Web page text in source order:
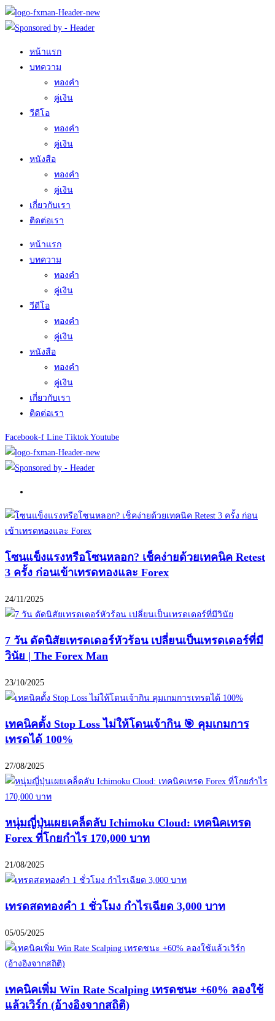
Skip
to
หน้าแรก
บทความ
ทองคำ
คู่เงิน
วีดีโอ
ทองคำ
คู่เงิน
หนังสือ
ทองคำ
คู่เงิน
เกี่ยวกับเรา
ติดต่อเรา
หน้าแรก
บทความ
ทองคำ
คู่เงิน
วีดีโอ
ทองคำ
คู่เงิน
หนังสือ
ทองคำ
คู่เงิน
เกี่ยวกับเรา
ติดต่อเรา
Facebook-f Line Tiktok Youtube
โซนแข็งแรงหรือโซนหลอก? เช็คง่ายด้วยเทคนิค Retest
3 ครั้ง ก่อนเข้าเทรดทองและ Forex
24/11/2025
7 วัน ดัดนิสัยเทรดเดอร์หัวร้อน เปลี่ยนเป็นเทรดเดอร์ที่มี
วินัย | The Forex Man
23/10/2025
เทคนิคตั้ง Stop Loss ไม่ให้โดนเจ้ากิน 🎯 คุมเกมการ
เทรดได้ 100%
27/08/2025
หนุ่มญี่ปุ่นเผยเคล็ดลับ Ichimoku Cloud: เทคนิคเทรด
Forex ที่โกยกำไร 170,000 บาท
21/08/2025
เทรดสดทองคำ 1 ชั่วโมง กำไรเฉียด 3,000 บาท
05/05/2025
เทคนิคเพิ่ม Win Rate Scalping เทรดชนะ +60% ลองใช้
แล้วเวิร์ก (อ้างอิงจากสถิติ)